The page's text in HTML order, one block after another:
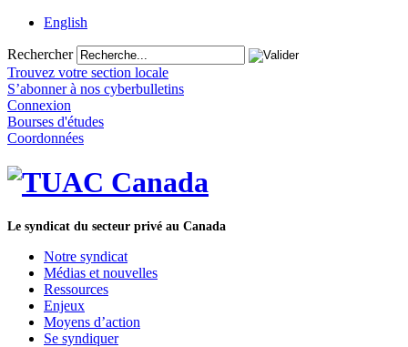
English
Rechercher
Trouvez votre section locale
S’abonner à nos cyberbulletins
Connexion
Bourses d'études
Coordonnées
Le syndicat du secteur privé au Canada
Notre syndicat
Médias et nouvelles
Ressources
Enjeux
Moyens d’action
Se syndiquer